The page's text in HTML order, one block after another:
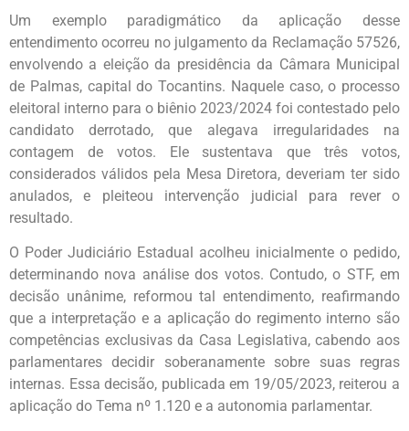
Um exemplo paradigmático da aplicação desse
entendimento ocorreu no julgamento da Reclamação 57526,
envolvendo a eleição da presidência da Câmara Municipal
de Palmas, capital do Tocantins. Naquele caso, o processo
eleitoral interno para o biênio 2023/2024 foi contestado pelo
candidato derrotado, que alegava irregularidades na
contagem de votos. Ele sustentava que três votos,
considerados válidos pela Mesa Diretora, deveriam ter sido
anulados, e pleiteou intervenção judicial para rever o
resultado.
O Poder Judiciário Estadual acolheu inicialmente o pedido,
determinando nova análise dos votos. Contudo, o STF, em
decisão unânime, reformou tal entendimento, reafirmando
que a interpretação e a aplicação do regimento interno são
competências exclusivas da Casa Legislativa, cabendo aos
parlamentares decidir soberanamente sobre suas regras
internas. Essa decisão, publicada em 19/05/2023, reiterou a
aplicação do Tema nº 1.120 e a autonomia parlamentar.